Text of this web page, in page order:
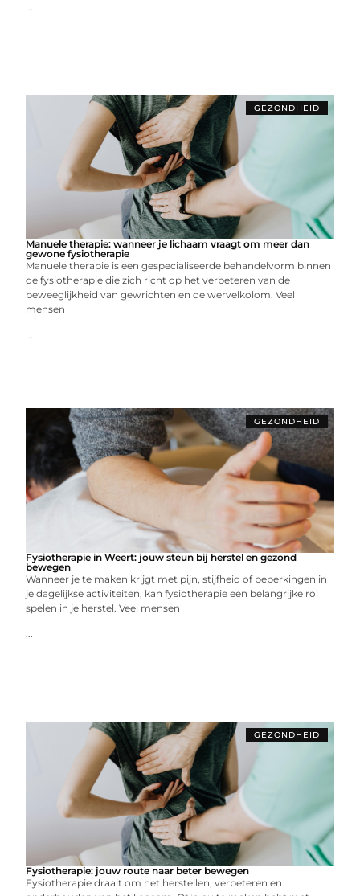
...
GEZONDHEID
Manuele therapie: wanneer je lichaam vraagt om meer dan
gewone fysiotherapie
Manuele therapie is een gespecialiseerde behandelvorm binnen
de fysiotherapie die zich richt op het verbeteren van de
beweeglijkheid van gewrichten en de wervelkolom. Veel
mensen
...
GEZONDHEID
Fysiotherapie in Weert: jouw steun bij herstel en gezond
bewegen
Wanneer je te maken krijgt met pijn, stijfheid of beperkingen in
je dagelijkse activiteiten, kan fysiotherapie een belangrijke rol
spelen in je herstel. Veel mensen
...
GEZONDHEID
Fysiotherapie: jouw route naar beter bewegen
Fysiotherapie draait om het herstellen, verbeteren en